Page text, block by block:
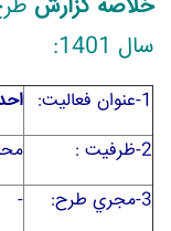
خلاصه گزارش
سال 1401:
1-عنوان فعاليت:
2-ظرفيت :
3-مجري طرح:
-